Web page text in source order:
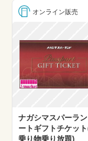
オンライン販売
ナガシマスパーラ
ートギフトチケッ
乗り物乗り放題)